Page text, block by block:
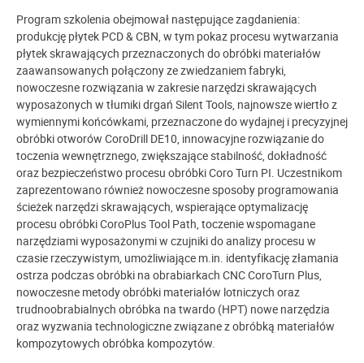
Program szkolenia obejmował następujące zagdanienia:
produkcję płytek PCD & CBN, w tym pokaz procesu wytwarzania
płytek skrawających przeznaczonych do obróbki materiałów
zaawansowanych połączony ze zwiedzaniem fabryki,
nowoczesne rozwiązania w zakresie narzędzi skrawających
wyposażonych w tłumiki drgań Silent Tools, najnowsze wiertło z
wymiennymi końcówkami, przeznaczone do wydajnej i precyzyjnej
obróbki otworów CoroDrill DE10, innowacyjne rozwiązanie do
toczenia wewnętrznego, zwiększające stabilność, dokładność
oraz bezpieczeństwo procesu obróbki Coro Turn PI. Uczestnikom
zaprezentowano również nowoczesne sposoby programowania
ścieżek narzędzi skrawających, wspierające optymalizację
procesu obróbki CoroPlus Tool Path, toczenie wspomagane
narzędziami wyposażonymi w czujniki do analizy procesu w
czasie rzeczywistym, umożliwiające m.in. identyfikację złamania
ostrza podczas obróbki na obrabiarkach CNC CoroTurn Plus,
nowoczesne metody obróbki materiałów lotniczych oraz
trudnoobrabialnych obróbka na twardo (HPT) nowe narzędzia
oraz wyzwania technologiczne związane z obróbką materiałów
kompozytowych obróbka kompozytów.